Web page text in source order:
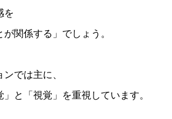
を
が関係する」でしょう。
ンでは主に、
と「視覚」を重視しています。